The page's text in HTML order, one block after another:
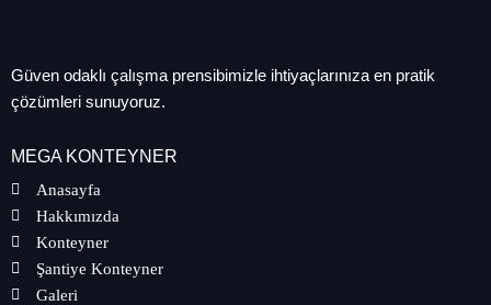
Güven odaklı çalışma prensibimizle ihtiyaçlarınıza en pratik
çözümleri sunuyoruz.
MEGA KONTEYNER
Anasayfa
Hakkımızda
Konteyner
Şantiye Konteyner
Galeri